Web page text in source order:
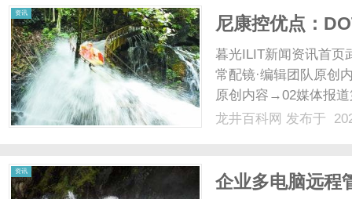
资讯
尼康控优点：
用
暮光ILIT新闻资讯首页
常配镜·编辑团队原创
原创内容→02媒体报
近视防控中的差异化
龙井百科网 发布于
资讯
企业多电脑远程